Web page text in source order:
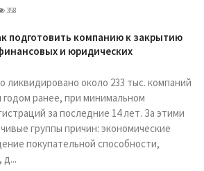
358
подготовить компанию к закрытию
и юридических
ликвидировано около 233 тыс. компаний
ранее, при минимальном
за последние 14 лет. За этими
группы причин: экономические
покупательной способности,
д...